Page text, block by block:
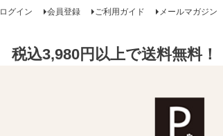
ログイン 会員登録 ご利用ガイド メールマガジン
税込3,980円以上で送料無料！